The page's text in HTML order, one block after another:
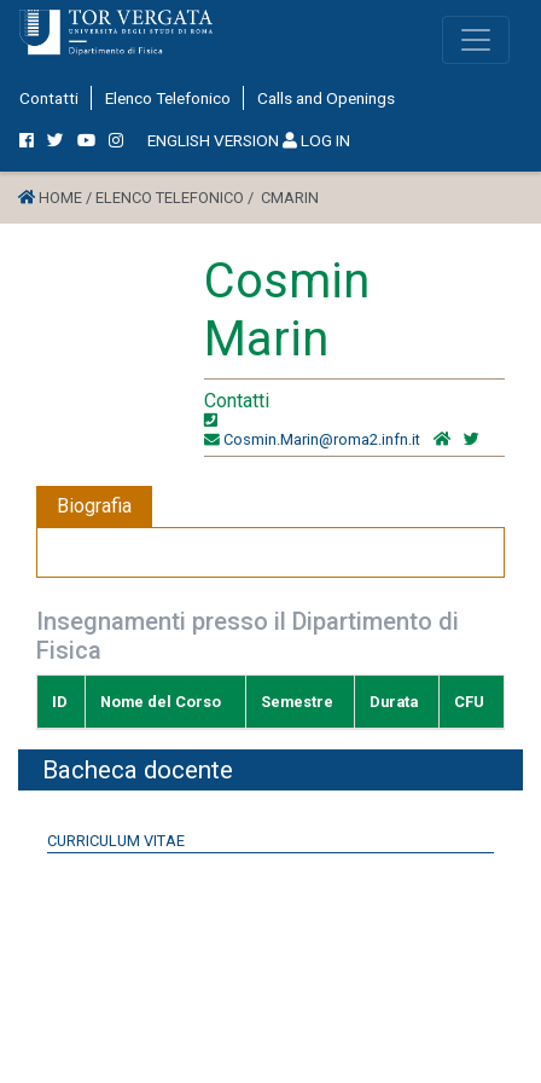
Contatti Elenco Telefonico Calls and Openings
ENGLISH VERSION LOG IN
HOME / ELENCO TELEFONICO / CMARIN
Cosmin
Marin
Contatti
Cosmin.Marin@roma2.infn.it
Biografia
Insegnamenti presso il Dipartimento di
Fisica
ID Nome del Corso Semestre Durata CFU
Bacheca docente
CURRICULUM VITAE